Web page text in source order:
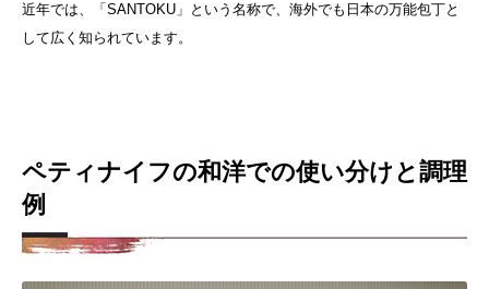
近年では、「SANTOKU」という名称で、海外でも日本の万能包丁と
して広く知られています。
ペティナイフの和洋での使い分けと調理
例